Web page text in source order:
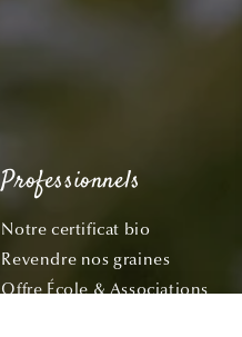
Professionnels
Notre certificat bio
Revendre nos graines
Offre École & Associations